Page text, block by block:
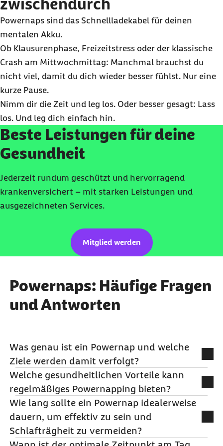
zwischendurch
Powernaps sind das Schnellladekabel für deinen
mentalen Akku.
Ob Klausurenphase, Freizeitstress oder der klassische
Crash am Mittwochmittag: Manchmal brauchst du
nicht viel, damit du dich wieder besser fühlst. Nur eine
kurze Pause.
Nimm dir die Zeit und leg los. Oder besser gesagt: Lass
los. Und leg dich einfach hin.
Beste Leistungen für deine
Gesundheit
Jederzeit rundum geschützt und hervorragend
krankenversichert – mit starken Leistungen und
ausgezeichneten Services.
Mitglied werden
Powernaps: Häufige Fragen
und Antworten
Was genau ist ein Powernap und welche
Ziele werden damit verfolgt?
Beim Powernappinggönnst du dir bewusst eine
kurze Schlafpause, bleibst dabei aber meist im
Leichtschlaf. Das Ziel: Deinen Akku schnell wieder
aufladen. Anders als nachts nickst du gezielt nur
für kurze Zeit weg. So holst du dir den
Welche gesundheitlichen Vorteile kann
regelmäßiges Powernapping bieten?
Ein Nickerchen kann deine geistige Leistung
pushen, dein Gedächtnis unterstützen und deiner
Kreativität einenBoostgeben. Du bist gestresst
Wie lang sollte ein Powernapidealerweise
dauern, um effektiv zu sein und
Schlafträgheit zu vermeiden?